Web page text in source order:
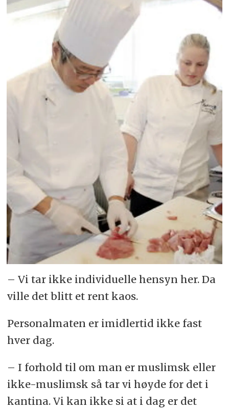
– Vi tar ikke individuelle hensyn her. Da
ville det blitt et rent kaos.
Personalmaten er imidlertid ikke fast
hver dag.
– I forhold til om man er muslimsk eller
ikke-muslimsk så tar vi høyde for det i
kantina. Vi kan ikke si at i dag er det